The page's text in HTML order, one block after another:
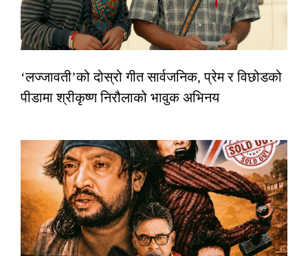
‘लज्जावती’को दोस्रो गीत सार्वजनिक, प्रेम र विछोडको
पीडामा श्रीकृष्ण निरौलाको भावुक अभिनय